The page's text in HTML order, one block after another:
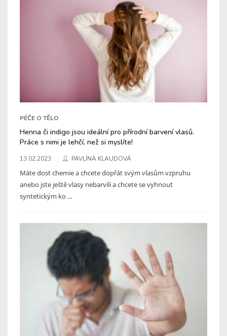
PÉČE O TĚLO
Henna či indigo jsou ideální pro přírodní barvení vlasů.
Práce s nimi je lehčí, než si myslíte!
13.02.2023 PAVLÍNA KLAUDOVÁ
Máte dost chemie a chcete dopřát svým vlasům vzpruhu
anebo jste ještě vlasy nebarvili a chcete se vyhnout
syntetickým ko ...